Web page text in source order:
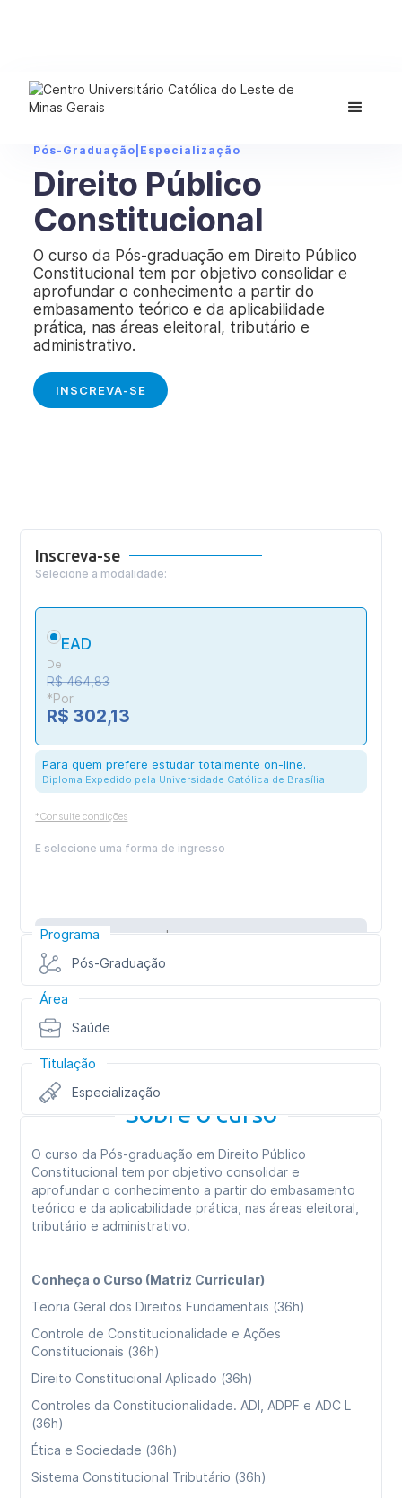
Pós-Graduação Especialização
Direito Público
Constitucional
O curso da Pós-graduação em Direito Público
Constitucional tem por objetivo consolidar e
aprofundar o conhecimento a partir do
embasamento teórico e da aplicabilidade
prática, nas áreas eleitoral, tributário e
administrativo.
INSCREVA-SE
Programa
Pós-Graduação
Área
Saúde
Titulação
Especialização
Sobre o curso
O curso da Pós-graduação em Direito Público
Constitucional tem por objetivo consolidar e
aprofundar o conhecimento a partir do embasamento
teórico e da aplicabilidade prática, nas áreas eleitoral,
tributário e administrativo.
Conheça o Curso (Matriz Curricular)
Teoria Geral dos Direitos Fundamentais (36h)
Controle de Constitucionalidade e Ações
Constitucionais (36h)
Direito Constitucional Aplicado (36h)
Controles da Constitucionalidade. ADI, ADPF e ADC L
(36h)
Ética e Sociedade (36h)
Sistema Constitucional Tributário (36h)
Inscreva-se
Selecione a modalidade:
EAD
De
R$ 464,83
*Por
R$ 302,13
Para quem prefere estudar totalmente on-line.
Diploma Expedido pela Universidade Católica de Brasília
*Consulte condições
E selecione uma forma de ingresso
Inscreva-se